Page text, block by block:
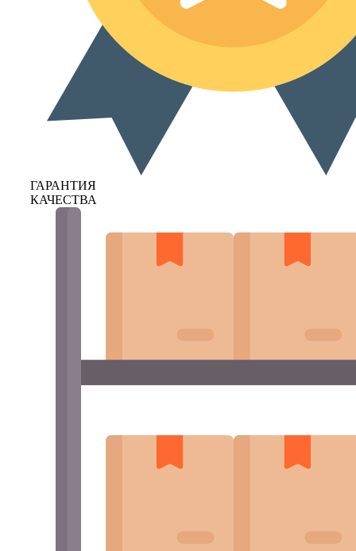
ГАРАНТИЯ
КАЧЕСТВА